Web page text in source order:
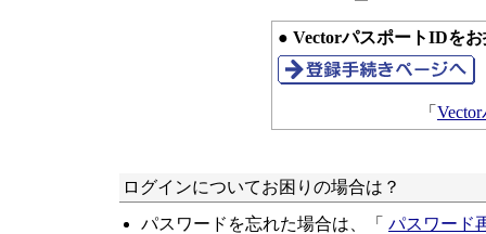
● VectorパスポートIDを
「
ログインについてお困りの場合は？
パスワードを忘れた場合は、「 パスワード